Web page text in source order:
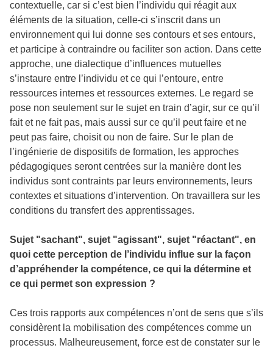
contextuelle, car si c’est bien l’individu qui réagit aux
éléments de la situation, celle-ci s’inscrit dans un
environnement qui lui donne ses contours et ses entours,
et participe à contraindre ou faciliter son action. Dans cette
approche, une dialectique d’influences mutuelles
s’instaure entre l’individu et ce qui l’entoure, entre
ressources internes et ressources externes. Le regard se
pose non seulement sur le sujet en train d’agir, sur ce qu’il
fait et ne fait pas, mais aussi sur ce qu’il peut faire et ne
peut pas faire, choisit ou non de faire. Sur le plan de
l’ingénierie de dispositifs de formation, les approches
pédagogiques seront centrées sur la manière dont les
individus sont contraints par leurs environnements, leurs
contextes et situations d’intervention. On travaillera sur les
conditions du transfert des apprentissages.
Sujet "sachant", sujet "agissant", sujet "réactant", en
quoi cette perception de l’individu influe sur la façon
d’appréhender la compétence, ce qui la détermine et
ce qui permet son expression ?
Ces trois rapports aux compétences n’ont de sens que s’ils
considèrent la mobilisation des compétences comme un
processus. Malheureusement, force est de constater sur le